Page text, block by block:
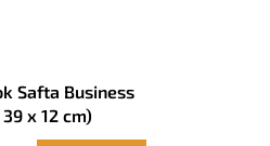
Safta Business
x 12 cm)